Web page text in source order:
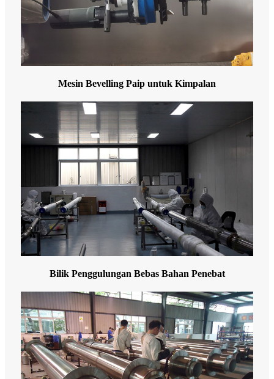
Mesin Bevelling Paip untuk Kimpalan
Bilik Penggulungan Bebas Bahan Penebat